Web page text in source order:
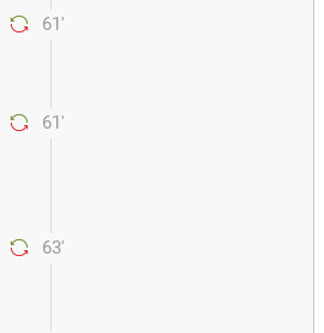
61'
61'
63'